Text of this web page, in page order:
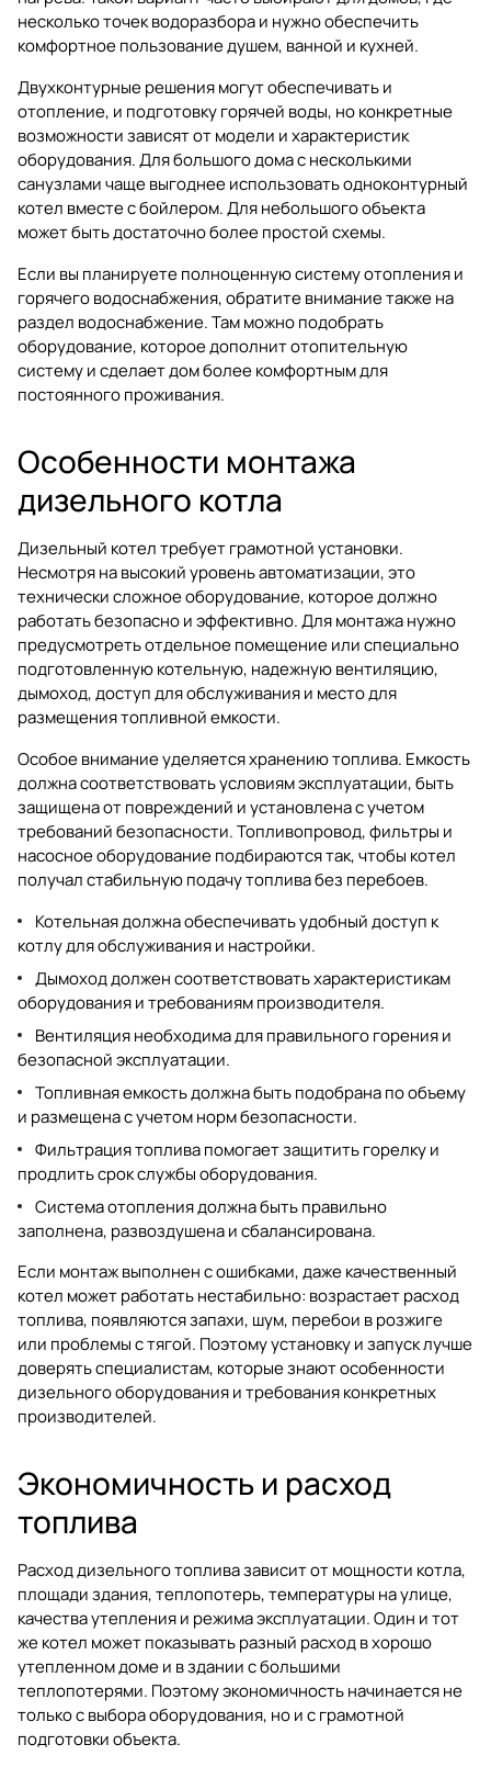
несколько точек водоразбора и нужно обеспечить
комфортное пользование душем, ванной и кухней.
Двухконтурные решения могут обеспечивать и
отопление, и подготовку горячей воды, но конкретные
возможности зависят от модели и характеристик
оборудования. Для большого дома с несколькими
санузлами чаще выгоднее использовать одноконтурный
котел вместе с бойлером. Для небольшого объекта
может быть достаточно более простой схемы.
Если вы планируете полноценную систему отопления и
горячего водоснабжения, обратите внимание также на
раздел водоснабжение. Там можно подобрать
оборудование, которое дополнит отопительную
систему и сделает дом более комфортным для
постоянного проживания.
Особенности монтажа
дизельного котла
Дизельный котел требует грамотной установки.
Несмотря на высокий уровень автоматизации, это
технически сложное оборудование, которое должно
работать безопасно и эффективно. Для монтажа нужно
предусмотреть отдельное помещение или специально
подготовленную котельную, надежную вентиляцию,
дымоход, доступ для обслуживания и место для
размещения топливной емкости.
Особое внимание уделяется хранению топлива. Емкость
должна соответствовать условиям эксплуатации, быть
защищена от повреждений и установлена с учетом
требований безопасности. Топливопровод, фильтры и
насосное оборудование подбираются так, чтобы котел
получал стабильную подачу топлива без перебоев.
Котельная должна обеспечивать удобный доступ к
котлу для обслуживания и настройки.
Дымоход должен соответствовать характеристикам
оборудования и требованиям производителя.
Вентиляция необходима для правильного горения и
безопасной эксплуатации.
Топливная емкость должна быть подобрана по объему
и размещена с учетом норм безопасности.
Фильтрация топлива помогает защитить горелку и
продлить срок службы оборудования.
Система отопления должна быть правильно
заполнена, развоздушена и сбалансирована.
Если монтаж выполнен с ошибками, даже качественный
котел может работать нестабильно: возрастает расход
топлива, появляются запахи, шум, перебои в розжиге
или проблемы с тягой. Поэтому установку и запуск лучше
доверять специалистам, которые знают особенности
дизельного оборудования и требования конкретных
производителей.
Экономичность и расход
топлива
Расход дизельного топлива зависит от мощности котла,
площади здания, теплопотерь, температуры на улице,
качества утепления и режима эксплуатации. Один и тот
же котел может показывать разный расход в хорошо
утепленном доме и в здании с большими
теплопотерями. Поэтому экономичность начинается не
только с выбора оборудования, но и с грамотной
подготовки объекта.